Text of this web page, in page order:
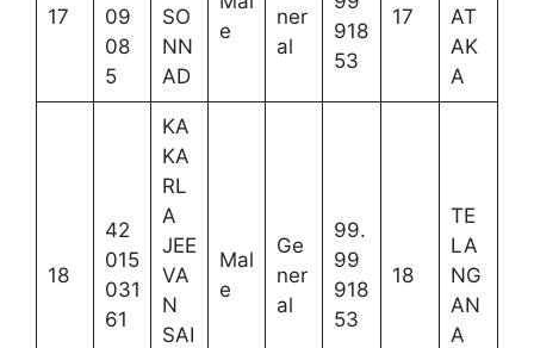
17
09
08
5
SO
NN
AD
e
ner
al
918
53
17
AT
AK
A
18
42
015
031
61
KA
KA
RL
A
JEE
VA
N
SAI
Mal
e
Ge
ner
al
99.
99
918
53
18
TE
LA
NG
AN
A